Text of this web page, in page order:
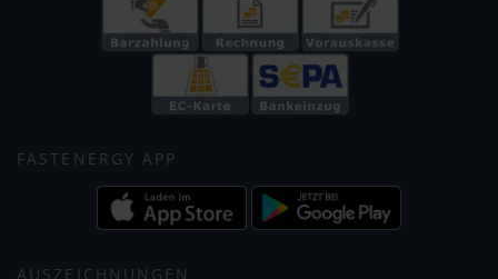
FASTENERGY APP
AUSZEICHNUNGEN